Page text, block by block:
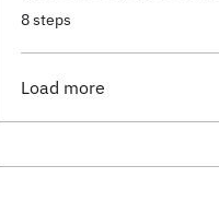
.
8 steps
Load more